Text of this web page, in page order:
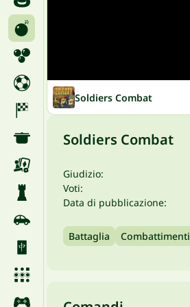
Soldiers Combat
Soldiers Combat
Giudizio:
Voti:
Data di pubblicazione:
Battaglia Combattimenti